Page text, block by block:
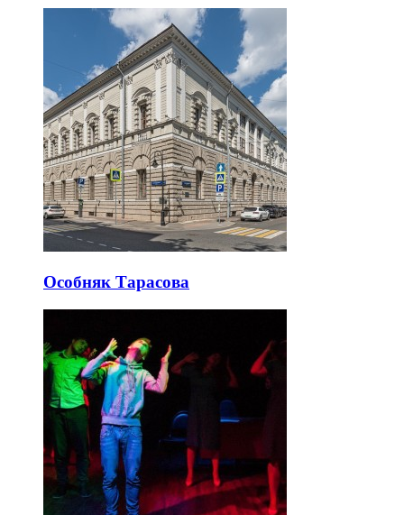
Особняк Тарасова